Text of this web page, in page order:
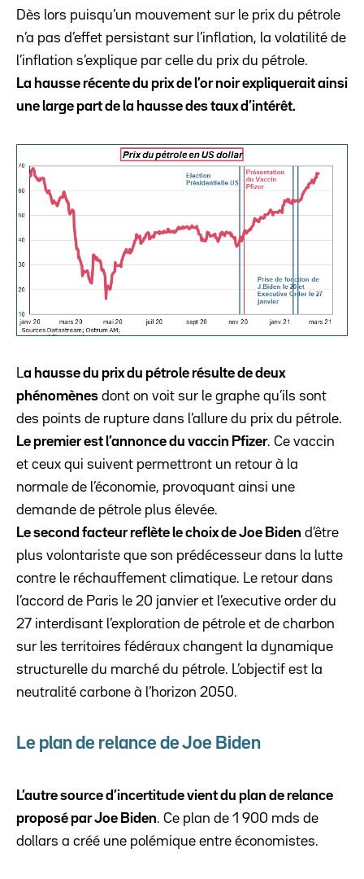
Dès lors puisqu’un mouvement sur le prix du pétrole
n’a pas d’effet persistant sur l’inflation, la volatilité de
l’inflation s’explique par celle du prix du pétrole.
La hausse récente du prix de l’or noir expliquerait ainsi
une large part de la hausse des taux d’intérêt.
La hausse du prix du pétrole résulte de deux
phénomènes dont on voit sur le graphe qu’ils sont
des points de rupture dans l’allure du prix du pétrole.
Le premier est l’annonce du vaccin Pfizer. Ce vaccin
et ceux qui suivent permettront un retour à la
normale de l’économie, provoquant ainsi une
demande de pétrole plus élevée.
Le second facteur reflète le choix de Joe Biden d’être
plus volontariste que son prédécesseur dans la lutte
contre le réchauffement climatique. Le retour dans
l’accord de Paris le 20 janvier et l’executive order du
27 interdisant l’exploration de pétrole et de charbon
sur les territoires fédéraux changent la dynamique
structurelle du marché du pétrole. L’objectif est la
neutralité carbone à l’horizon 2050.
Le plan de relance de Joe Biden
L’autre source d’incertitude vient du plan de relance
proposé par Joe Biden. Ce plan de 1 900 mds de
dollars a créé une polémique entre économistes.